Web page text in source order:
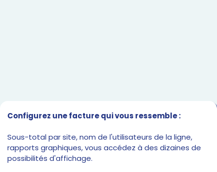
Configurez une facture qui vous ressemble :
Sous-total par site, nom de l'utilisateurs de la ligne,
rapports graphiques, vous accédez à des dizaines de
possibilités d'affichage.